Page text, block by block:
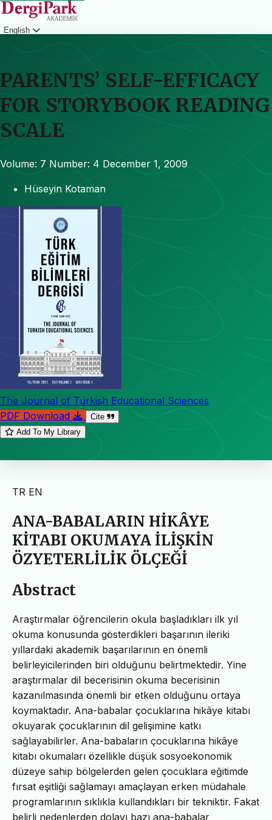
English
PARENTS’ SELF-EFFICACY
FOR STORYBOOK READING
SCALE
Volume: 7 Number: 4 December 1, 2009
Hüseyin Kotaman
The Journal of Turkish Educational Sciences
PDF Download
Cite
Add To My Library
TR EN
ANA-BABALARIN HİKÂYE
KİTABI OKUMAYA İLİŞKİN
ÖZYETERLİLİK ÖLÇEĞİ
Abstract
Araştırmalar öğrencilerin okula başladıkları ilk yıl
okuma konusunda gösterdikleri başarının ileriki
yıllardaki akademik başarılarının en önemli
belirleyicilerinden biri olduğunu belirtmektedir. Yine
araştırmalar dil becerisinin okuma becerisinin
kazanılmasında önemli bir etken olduğunu ortaya
koymaktadır. Ana-babalar çocuklarına hikâye kitabı
okuyarak çocuklarının dil gelişimine katkı
sağlayabilirler. Ana-babaların çocuklarına hikâye
kitabı okumaları özellikle düşük sosyoekonomik
düzeye sahip bölgelerden gelen çocuklara eğitimde
fırsat eşitliği sağlamayı amaçlayan erken müdahale
programlarının sıklıkla kullandıkları bir tekniktir. Fakat
belirli nedenlerden dolayı bazı ana-babalar